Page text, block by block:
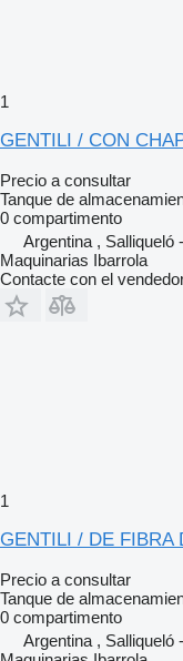
1
GENTILI / CON
Precio a consultar
Tanque de
0 compartimento
Argentina , Salliqueló
Maquinarias Ibarrola
Contacte con el
1
GENTILI / DE FIBRA
Precio a consultar
Tanque de
0 compartimento
Argentina , Salliqueló